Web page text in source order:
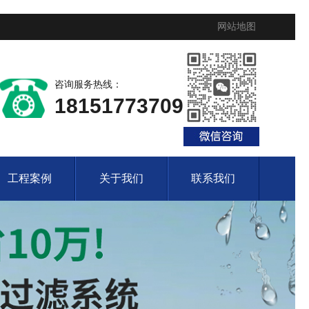
网站地图
咨询服务热线：
18151773709
工程案例 关于我们 联系我们